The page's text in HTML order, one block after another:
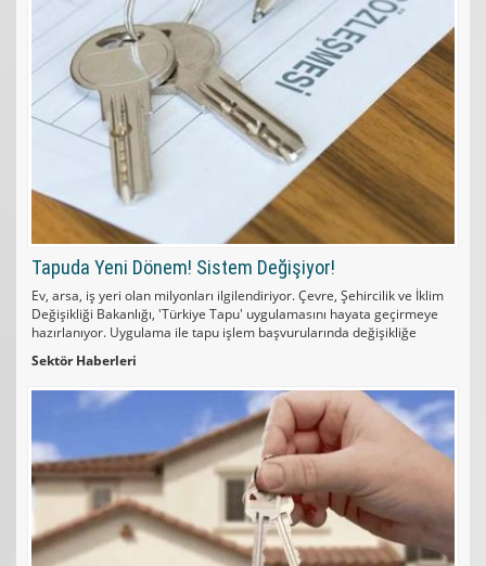
Tapuda Yeni Dönem! Sistem Değişiyor!
Ev, arsa, iş yeri olan milyonları ilgilendiriyor. Çevre, Şehircilik ve İklim
Değişikliği Bakanlığı, 'Türkiye Tapu' uygulamasını hayata geçirmeye
hazırlanıyor. Uygulama ile tapu işlem başvurularında değişikliğe
Sektör Haberleri